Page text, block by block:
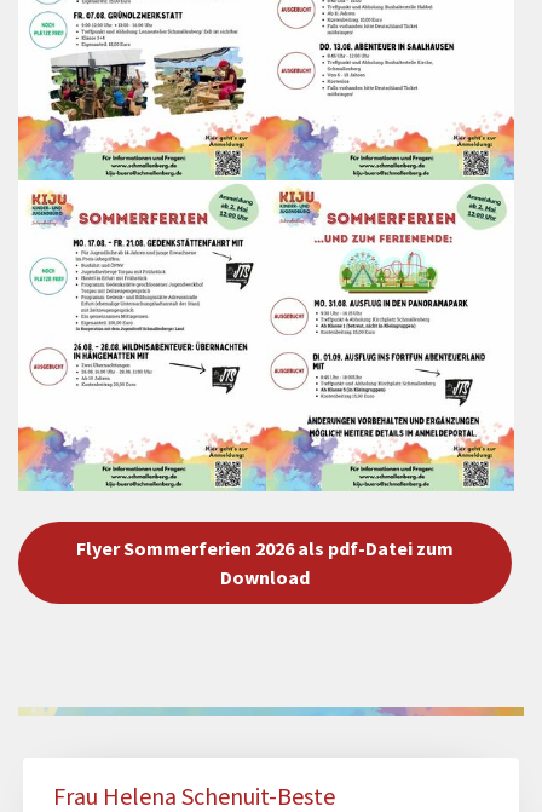
Flyer Sommerferien 2026 als pdf-Datei zum
Download
Frau Helena Schenuit-Beste